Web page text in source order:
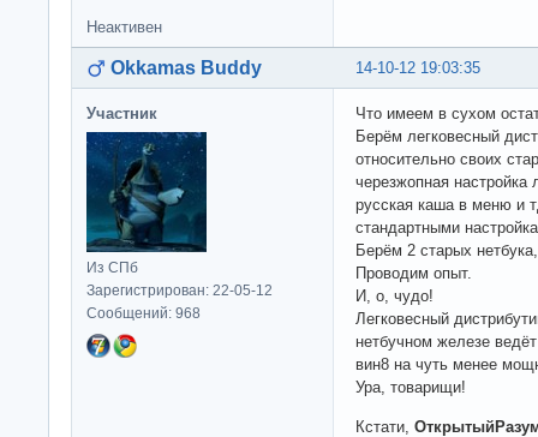
Неактивен
14-10-12 19:03:35
Okkamas Buddy
Участник
Из СПб
Зарегистрирован: 22-05-12
Сообщений: 968
Что имеем в сухом
Берём легковесный
относительно своих
черезжопная настройка
русская каша в меню и
стандартными
Берём 2 старых
Проводим опыт.
И, о, чудо!
Легковесный
нетбучном железе
вин8 на чуть менее
Ура, товарищи!
Кстати,